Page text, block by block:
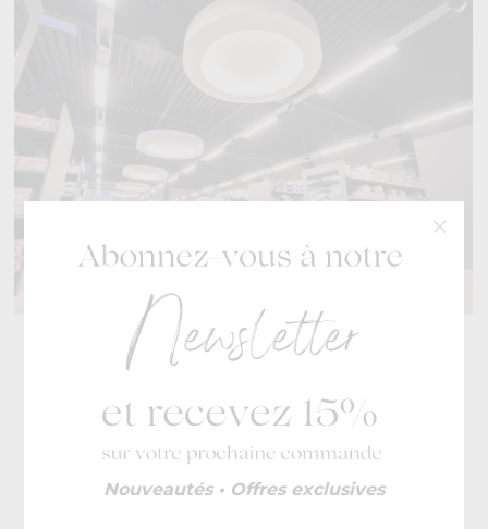
Spécialiste des chaussures
de mode pour toute la
famille
Nouveautés • Offres exclusives